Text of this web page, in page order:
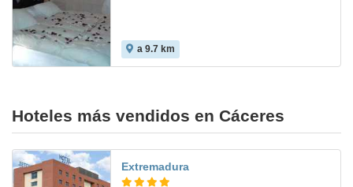
a 9.7 km
Hoteles más vendidos en Cáceres
Extremadura